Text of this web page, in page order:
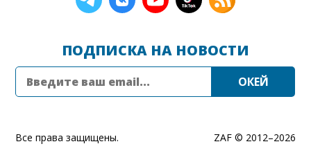
ПОДПИСКА НА НОВОСТИ
ZAF © 2012–2026
Все права защищены.